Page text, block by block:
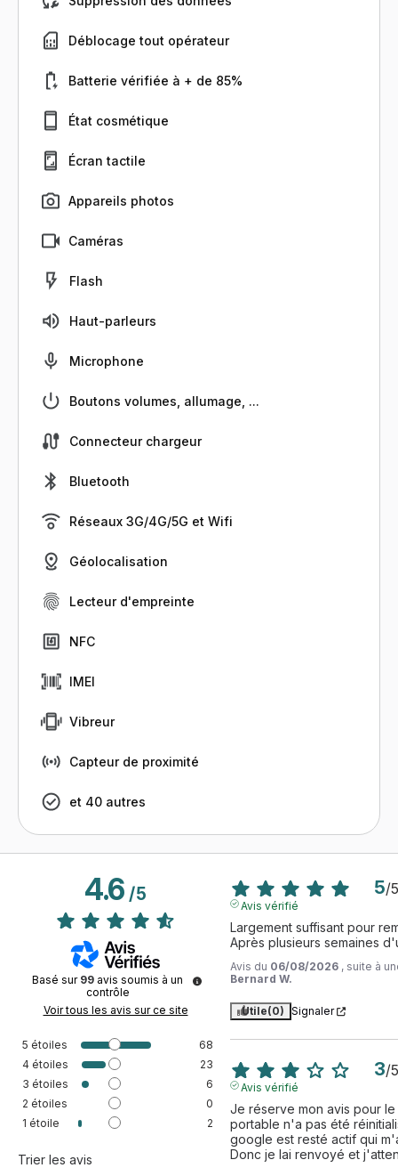
Déblocage tout opérateur
Batterie vérifiée à + de 85%
État cosmétique
Écran tactile
Appareils photos
Caméras
Flash
Haut-parleurs
Microphone
Boutons volumes, allumage, ...
Connecteur chargeur
Bluetooth
Réseaux 3G/4G/5G et Wifi
Géolocalisation
Lecteur d'empreinte
NFC
IMEI
Vibreur
Capteur de proximité
et 40 autres
4.6/5
Basé sur 99 avis soumis à un
contrôle
Voir tous les avis sur ce site
5 étoiles
68
4 étoiles
23
3 étoiles
6
2 étoiles
0
1 étoile 2
Trier les avis
5/5
Avis vérifié
Largement suffisant pour
Après plusieurs semaines
Avis du 06/08/2026 , suite à
Bernard W.
Utile(0) Signaler
3/5
Avis vérifié
Je réserve mon avis pour le
portable n'a pas été
google est resté actif qui
Donc je lai renvoyé et